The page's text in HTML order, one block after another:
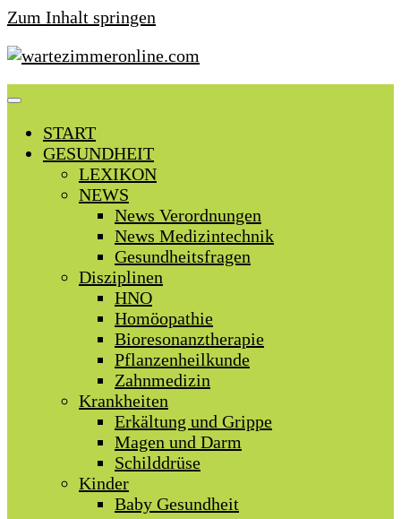
Zum Inhalt springen
START
GESUNDHEIT
LEXIKON
NEWS
News Verordnungen
News Medizintechnik
Gesundheitsfragen
Disziplinen
HNO
Homöopathie
Bioresonanztherapie
Pflanzenheilkunde
Zahnmedizin
Krankheiten
Erkältung und Grippe
Magen und Darm
Schilddrüse
Kinder
Baby Gesundheit